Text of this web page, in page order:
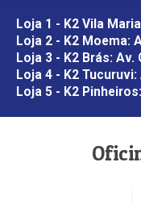
Loja 1 - K2 Vila
Loja 2 - K2 Moema:
Loja 3 - K2 Brás:
Loja 4 - K2
Loja 5 - K2